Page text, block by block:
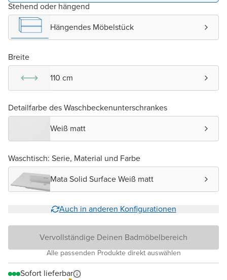
Stehend oder hängend
Hängendes Möbelstück
Breite
110 cm
Detailfarbe des Waschbeckenunterschrankes
Weiß matt
Waschtisch: Serie, Material und Farbe
Mata Solid Surface Weiß matt
Auch in anderen Konfigurationen
Vervollständige Deinen Badmöbelbereich
Alle passenden Produkte direkt auswählen
Sofort lieferbar